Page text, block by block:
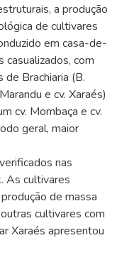
a produção
de cultivares
em casa-de-
com
Brachiaria (B.
e cv. Xaraés)
cv. Mombaça e cv.
geral, maior
nas
As cultivares
de massa
cultivares com
Xaraés apresentou